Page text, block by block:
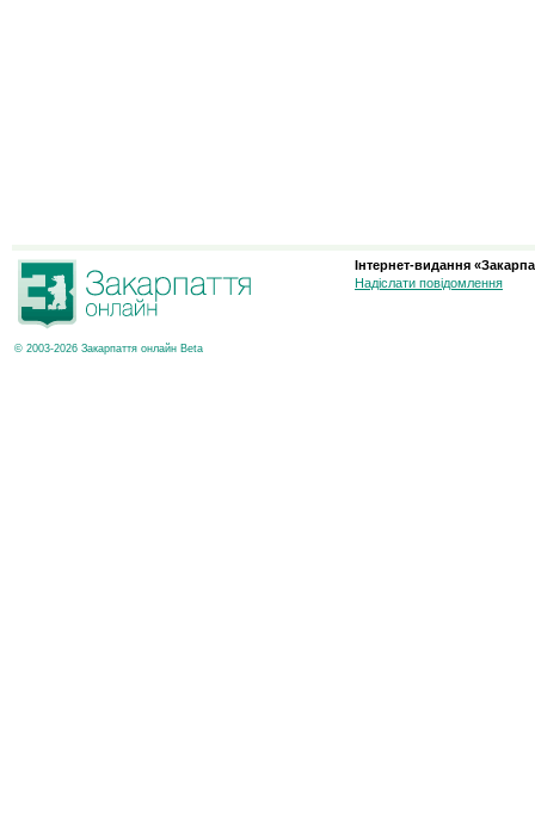
© 2003-2026 Закарпаття онлайн Beta
Інтернет-видання
Надіслати повідомлення